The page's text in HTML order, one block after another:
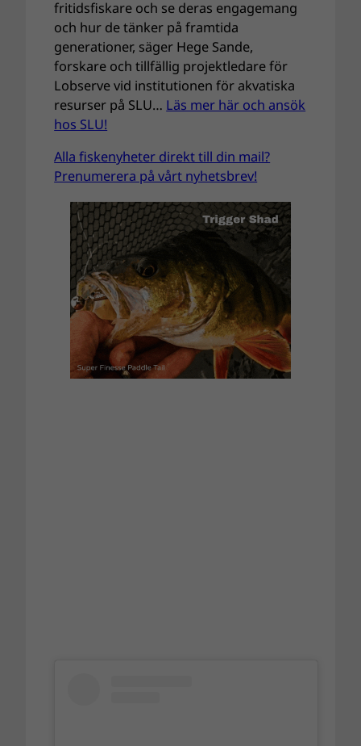
fritidsfiskare och se deras engagemang
och hur de tänker på framtida
generationer, säger Hege Sande,
forskare och tillfällig projektledare för
Lobserve vid institutionen för akvatiska
resurser på SLU… Läs mer här och ansök
hos SLU!
Alla fiskenyheter direkt till din mail?
Prenumerera på vårt nyhetsbrev!